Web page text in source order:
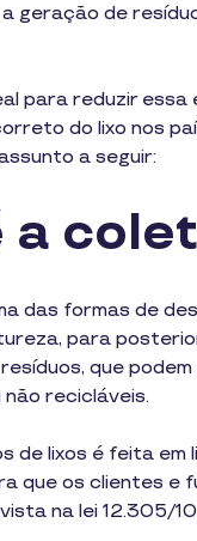
geração de
para reduzir
do lixo nos
a seguir:
a
das formas de
para
que
não recicláveis.
de lixos é feita em
que os clientes e
na lei 12.305/